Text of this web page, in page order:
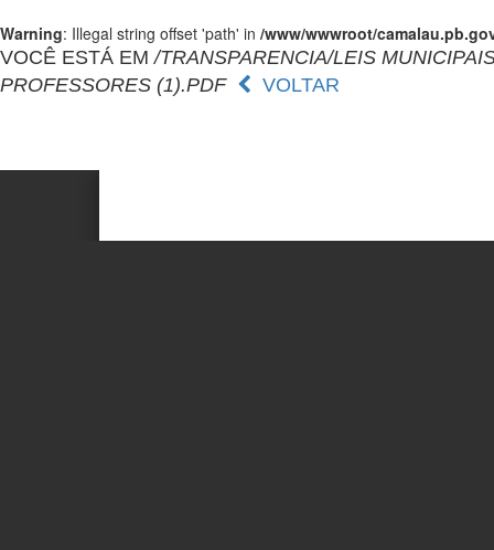
Warning: Illegal string offset 'path' in /www/wwwroot/
VOCÊ ESTÁ EM/TRANSPARENCIA/LEIS
PROFESSORES (1).PDF
VOLTAR